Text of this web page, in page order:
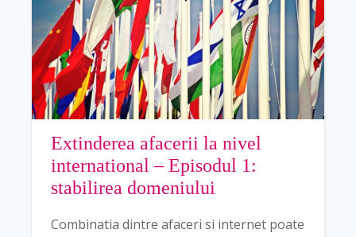
Extinderea afacerii la nivel
international – Episodul 1:
stabilirea domeniului
Combinatia dintre afaceri si internet poate